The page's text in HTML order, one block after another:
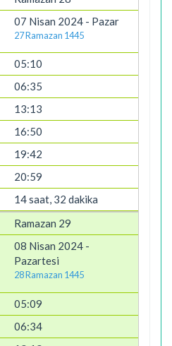
07 Nisan 2024 - Pazar
27 Ramazan 1445
05:10
06:35
13:13
16:50
19:42
20:59
14 saat, 32 dakika
Ramazan 29
08 Nisan 2024 -
Pazartesi
28 Ramazan 1445
05:09
06:34